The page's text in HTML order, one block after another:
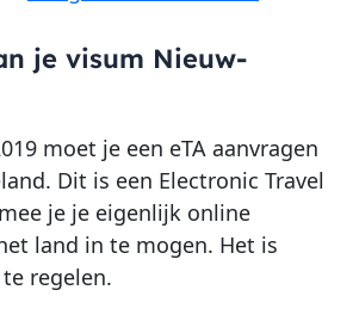
je visum Nieuw-
moet je een eTA aanvragen
Dit is een Electronic Travel
je je eigenlijk online
land in te mogen. Het is
regelen.